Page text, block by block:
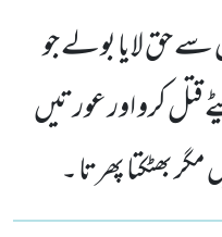
حق لایا بولے جو
کرو اور عورتیں
بھٹکتا پھرتا ۔